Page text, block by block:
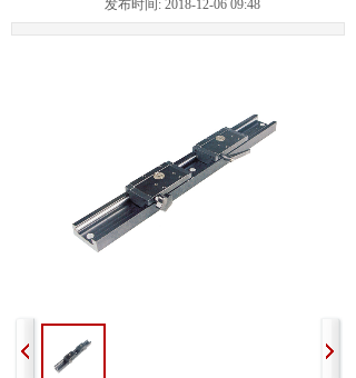
发布时间: 2018-12-06 09:48